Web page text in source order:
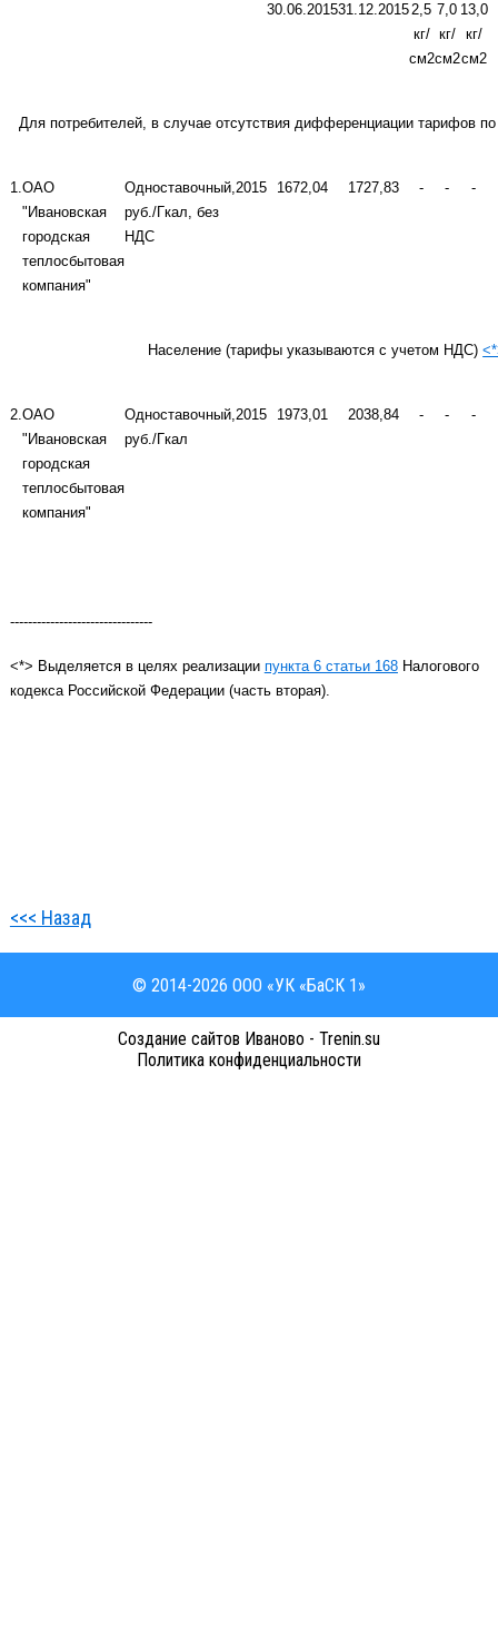
30.06.201531.12.20152,5
кг/
см2
7,0
кг/
см2
13,0
кг/
см2
Для потребителей, в случае отсутствия дифференциации тарифов
1.ОАО
"Ивановская
городская
теплосбытовая
компания"
Одноставочный,
руб./Гкал, без
НДС
2015 1672,04 1727,83 - - -
Население (тарифы указываются с учетом НДС)
2.ОАО
"Ивановская
городская
теплосбытовая
компания"
Одноставочный,
руб./Гкал
2015 1973,01 2038,84 - - -
--------------------------------
<*> Выделяется в целях реализации пункта 6 статьи 168Налогового
кодекса Российской Федерации (часть вторая).
<<< Назад
© 2014-2026 ООО «УК «БаСК 1»
Cоздание сайтов Иваново - Trenin.su
Политика конфиденциальности